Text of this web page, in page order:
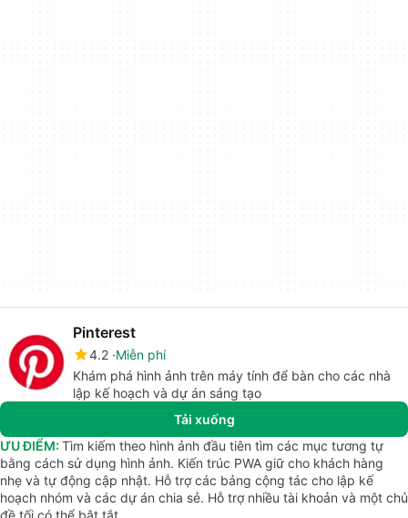
Pinterest
4.2 Miễn phí
Khám phá hình ảnh trên máy tính để bàn cho các nhà
lập kế hoạch và dự án sáng tạo
Tải xuống
ƯU ĐIỂM: Tìm kiếm theo hình ảnh đầu tiên tìm các mục tương tự
bằng cách sử dụng hình ảnh. Kiến trúc PWA giữ cho khách hàng
nhẹ và tự động cập nhật. Hỗ trợ các bảng cộng tác cho lập kế
hoạch nhóm và các dự án chia sẻ. Hỗ trợ nhiều tài khoản và một chủ
đề tối có thể bật tắt.